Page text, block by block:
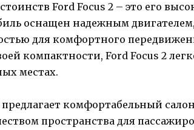
Ford Focus 2 – это его
оснащен надежным
для комфортного
компактности, Ford Focus 2
местах.
предлагает комфортабельный
пространства для